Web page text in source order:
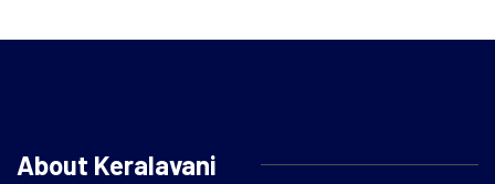
About Keralavani